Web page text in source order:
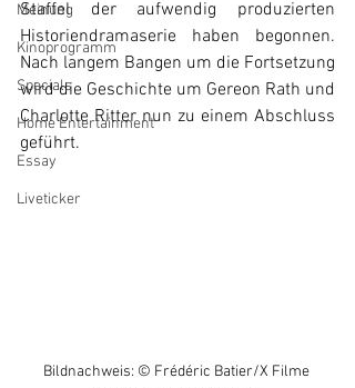
Meinung
Kinoprogramm
Specials
Home Entertainment
Essay
Liveticker
Staffel der aufwendig produzierten
Historiendramaserie haben begonnen.
Nach langem Bangen um die Fortsetzung
wird die Geschichte um Gereon Rath und
Charlotte Ritter nun zu einem Abschluss
geführt.
Bildnachweis: © Frédéric Batier/X Filme